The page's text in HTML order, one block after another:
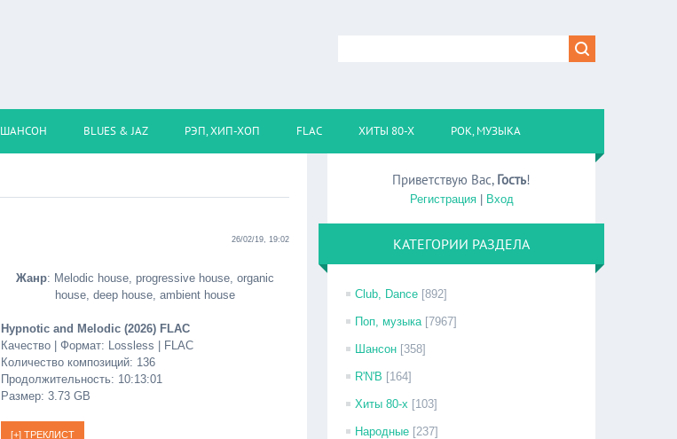
ШАНСОН BLUES & JAZ РЭП, ХИП-ХОП FLAC ХИТЫ 80-Х РОК, МУЗЫКА
26/02/19, 19:02
Жанр: Melodic house, progressive house, organic
house, deep house, ambient house
Hypnotic and Melodic (2026) FLAC
Качество | Формат: Lossless | FLAC
Количество композиций: 136
Продолжительность: 10:13:01
Размер: 3.73 GB
Приветствую Вас, Гость!
Регистрация| Вход
КАТЕГОРИИ РАЗДЕЛА
Club, Dance [892]
Поп, музыка [7967]
Шансон [358]
R'N'B [164]
Хиты 80-х [103]
Народные [237]